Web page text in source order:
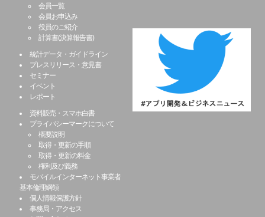
会員一覧
会員お申込み
役員のご紹介
計算書(決算報告書)
統計データ・ガイドライン
プレスリリース・意見書
セミナー
イベント
レポート
資料販売・スマホ白書
プライバシーマークについて
概要説明
取得・更新の手順
取得・更新の料金
権利及び義務
モバイルインターネット事業者
基本倫理綱領
個人情報保護方針
事務局・アクセス